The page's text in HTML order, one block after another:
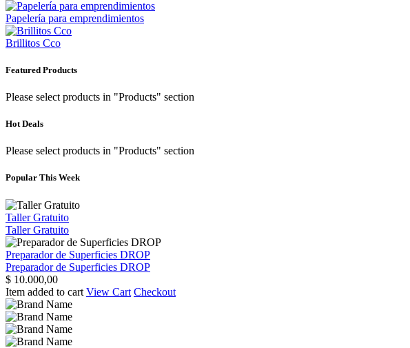
Papelería para emprendimientos
Brillitos Cco
Featured Products
Please select products in "Products" section
Hot Deals
Please select products in "Products" section
Popular This Week
Taller Gratuito
Taller Gratuito
Preparador de Superficies DROP
Preparador de Superficies DROP
$ 10.000,00
Item added to cart View Cart Checkout